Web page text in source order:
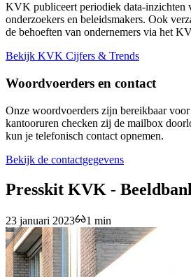
KVK publiceert periodiek data-inzichten
onderzoekers en beleidsmakers. Ook
de behoeften van ondernemers via het
Bekijk KVK Cijfers & Trends
Woordvoerders en contact
Onze woordvoerders zijn bereikbaar
kantooruren checken zij de mailbox
kun je telefonisch contact opnemen.
Bekijk de contactgegevens
Presskit KVK -
23 januari 2023 1 min